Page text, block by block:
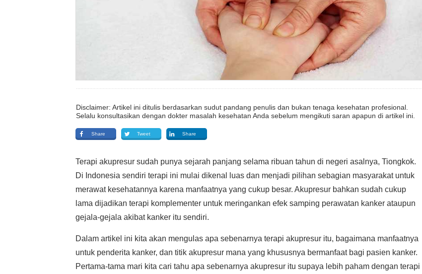
Disclaimer: Artikel ini ditulis berdasarkan sudut pandang penulis dan bukan tenaga kesehatan profesional.
Selalu konsultasikan dengan dokter masalah kesehatan Anda sebelum mengikuti saran apapun di artikel ini.
Share Tweet Share
Terapi akupresur sudah punya sejarah panjang selama ribuan tahun di negeri asalnya, Tiongkok.
Di Indonesia sendiri terapi ini mulai dikenal luas dan menjadi pilihan sebagian masyarakat untuk
merawat kesehatannya karena manfaatnya yang cukup besar. Akupresur bahkan sudah cukup
lama dijadikan terapi komplementer untuk meringankan efek samping perawatan kanker ataupun
gejala-gejala akibat kanker itu sendiri.
Dalam artikel ini kita akan mengulas apa sebenarnya terapi akupresur itu, bagaimana manfaatnya
untuk penderita kanker, dan titik akupresur mana yang khususnya bermanfaat bagi pasien kanker.
Pertama-tama mari kita cari tahu apa sebenarnya akupresur itu supaya lebih paham dengan terapi